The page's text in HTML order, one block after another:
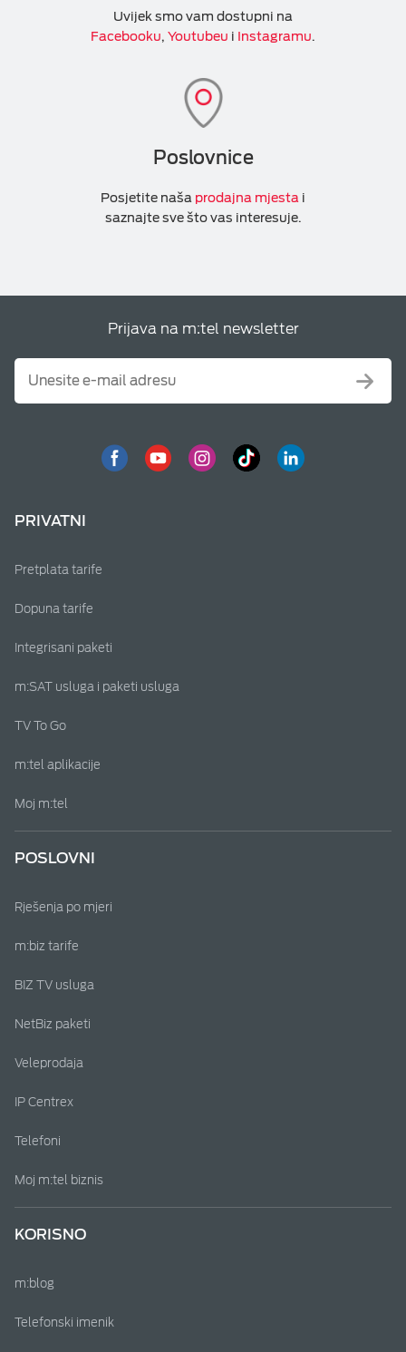
Uvijek smo vam dostupni na
Facebooku, Youtubeu i Instagramu.
Poslovnice
Posjetite naša prodajna mjesta i
saznajte sve što vas interesuje.
Prijava na m:tel newsletter
PRIVATNI
Pretplata tarife
Dopuna tarife
Integrisani paketi
m:SAT usluga i paketi usluga
TV To Go
m:tel aplikacije
Moj m:tel
POSLOVNI
Rješenja po mjeri
m:biz tarife
BIZ TV usluga
NetBiz paketi
Veleprodaja
IP Centrex
Telefoni
Moj m:tel biznis
KORISNO
m:blog
Telefonski imenik